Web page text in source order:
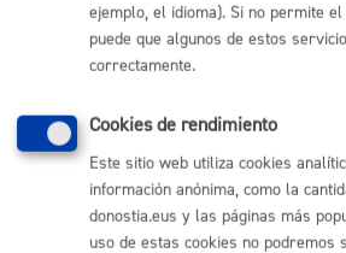
Ofertas de empleo
Perfil del contratante
Sala de prensa
Mapa web
Otras páginas web corporativas
ejemplo, el idioma). Si no permite
puede que algunos de estos
correctamente.
Cookies de rendimiento
Este sitio web utiliza cookies
información anónima, como la
donostia.eus y las páginas más
uso de estas cookies no podremos